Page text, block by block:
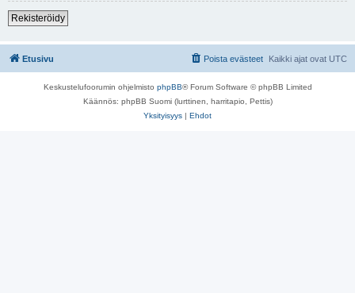
Rekisteröidy
Etusivu Kaikki ajat ovat UTC
Poista evästeet
Keskustelufoorumin ohjelmisto phpBB® Forum Software © phpBB Limited
Käännös: phpBB Suomi (lurttinen, harritapio, Pettis)
Yksityisyys | Ehdot